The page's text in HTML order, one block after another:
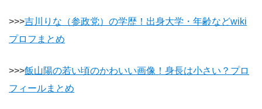
>>>吉川りな（参政党）の学歴！出身大学・年齢などwiki
プロフまとめ
>>>飯山陽の若い頃のかわいい画像！身長は小さい？プロ
フィールまとめ